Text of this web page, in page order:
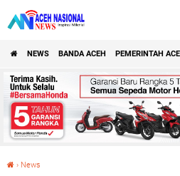
NEWS BANDA ACEH PEMERINTAH
› News